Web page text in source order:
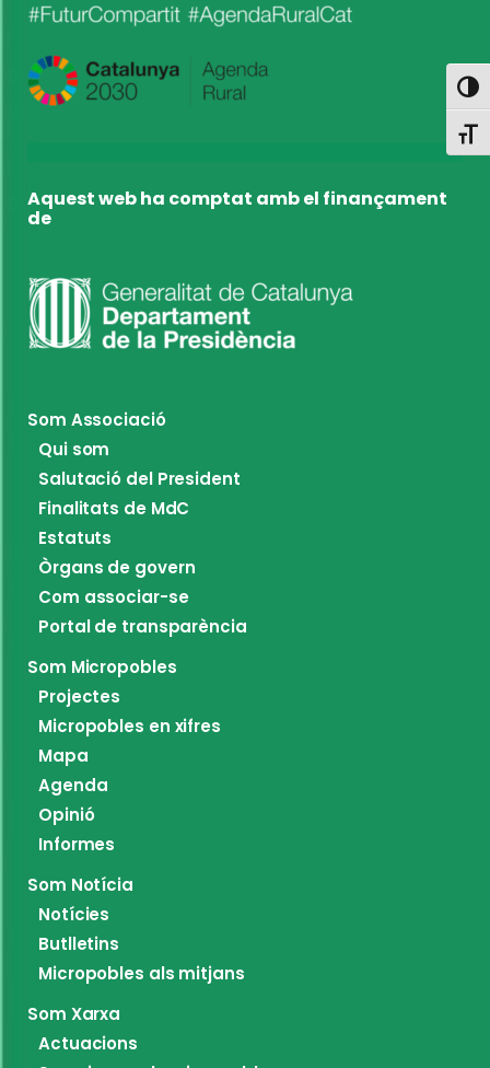
Aquest web ha comptat amb el finançament
de
Som Associació
Qui som
Salutació del President
Finalitats de MdC
Estatuts
Òrgans de govern
Com associar-se
Portal de transparència
Som Micropobles
Projectes
Micropobles en xifres
Mapa
Agenda
Opinió
Informes
Som Notícia
Notícies
Butlletins
Micropobles als mitjans
Som Xarxa
Actuacions